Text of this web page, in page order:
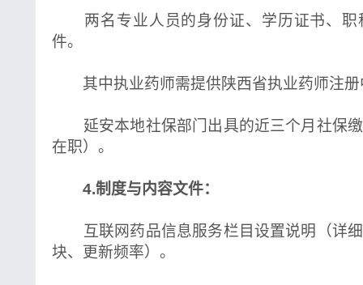
两名专业人员的身份证、学历证书、职
件。
其中执业药师需提供陕西省执业药师注册
延安本地社保部门出具的近三个月社保缴
在职）。
4.制度与内容文件：
互联网药品信息服务栏目设置说明（详细
块、更新频率）。